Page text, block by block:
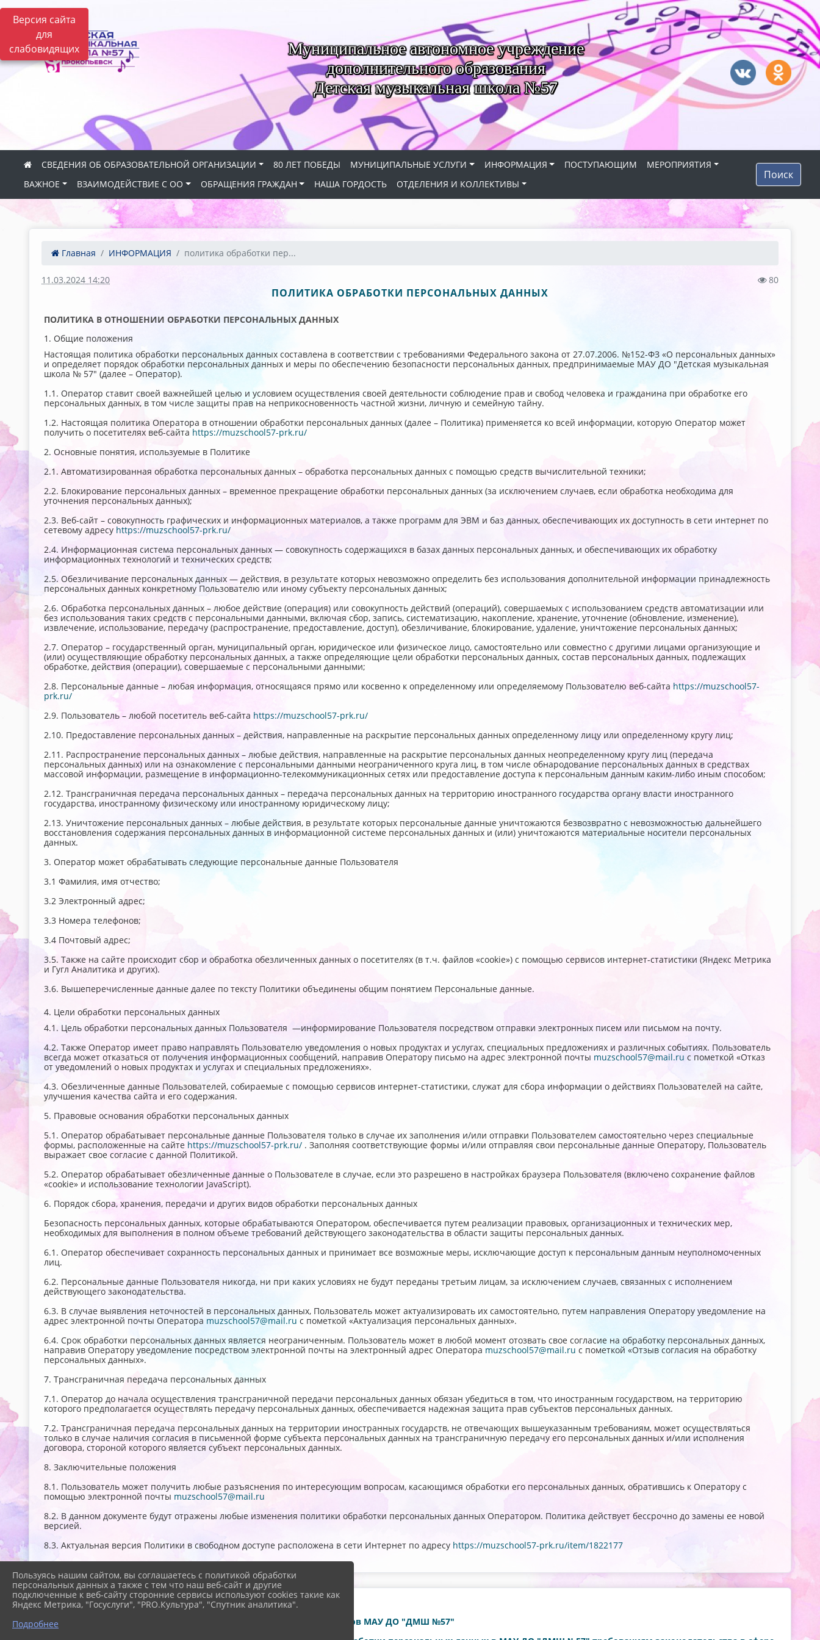
Версия сайта
для
слабовидящих
Муниципальное автономное учреждение
дополнительного образования
Детская музыкальная школа №57
СВЕДЕНИЯ ОБ ОБРАЗОВАТЕЛЬНОЙ ОРГАНИЗАЦИИ 80 ЛЕТ ПОБЕДЫ МУНИЦИПАЛЬНЫЕ УСЛУГИ ИНФОРМАЦИЯ ПОСТУПАЮЩИМ
МЕРОПРИЯТИЯ
ВАЖНОЕ
ВЗАИМОДЕЙСТВИЕ С ОО ОБРАЩЕНИЯ ГРАЖДАН НАША ГОРДОСТЬ ОТДЕЛЕНИЯ И КОЛЛЕКТИВЫ
Поиск
Главная ИНФОРМАЦИЯ политика обработки пер...
11.03.2024 14:20 80
ПОЛИТИКА ОБРАБОТКИ ПЕРСОНАЛЬНЫХ ДАННЫХ
ПОЛИТИКА В ОТНОШЕНИИ ОБРАБОТКИ ПЕРСОНАЛЬНЫХ ДАННЫХ
1. Общие положения
Настоящая политика обработки персональных данных составлена в соответствии с требованиями Федерального закона от 27.07.2006. №152-ФЗ «О персональных данных»
и определяет порядок обработки персональных данных и меры по обеспечению безопасности персональных данных, предпринимаемые МАУ ДО "Детская музыкальная
школа № 57" (далее – Оператор).
1.1. Оператор ставит своей важнейшей целью и условием осуществления своей деятельности соблюдение прав и свобод человека и гражданина при обработке его
персональных данных, в том числе защиты прав на неприкосновенность частной жизни, личную и семейную тайну.
1.2. Настоящая политика Оператора в отношении обработки персональных данных (далее – Политика) применяется ко всей информации, которую Оператор может
получить о посетителях веб-сайта https://muzschool57-prk.ru/
2. Основные понятия, используемые в Политике
2.1. Автоматизированная обработка персональных данных – обработка персональных данных с помощью средств вычислительной техники;
2.2. Блокирование персональных данных – временное прекращение обработки персональных данных (за исключением случаев, если обработка необходима для
уточнения персональных данных);
2.3. Веб-сайт – совокупность графических и информационных материалов, а также программ для ЭВМ и баз данных, обеспечивающих их доступность в сети интернет по
сетевому адресу https://muzschool57-prk.ru/
2.4. Информационная система персональных данных — совокупность содержащихся в базах данных персональных данных, и обеспечивающих их обработку
информационных технологий и технических средств;
2.5. Обезличивание персональных данных — действия, в результате которых невозможно определить без использования дополнительной информации принадлежность
персональных данных конкретному Пользователю или иному субъекту персональных данных;
2.6. Обработка персональных данных – любое действие (операция) или совокупность действий (операций), совершаемых с использованием средств автоматизации или
без использования таких средств с персональными данными, включая сбор, запись, систематизацию, накопление, хранение, уточнение (обновление, изменение),
извлечение, использование, передачу (распространение, предоставление, доступ), обезличивание, блокирование, удаление, уничтожение персональных данных;
2.7. Оператор – государственный орган, муниципальный орган, юридическое или физическое лицо, самостоятельно или совместно с другими лицами организующие и
(или) осуществляющие обработку персональных данных, а также определяющие цели обработки персональных данных, состав персональных данных, подлежащих
обработке, действия (операции), совершаемые с персональными данными;
2.8. Персональные данные – любая информация, относящаяся прямо или косвенно к определенному или определяемому Пользователю веб-сайта https://muzschool57-
prk.ru/
2.9. Пользователь – любой посетитель веб-сайта https://muzschool57-prk.ru/
2.10. Предоставление персональных данных – действия, направленные на раскрытие персональных данных определенному лицу или определенному кругу лиц;
2.11. Распространение персональных данных – любые действия, направленные на раскрытие персональных данных неопределенному кругу лиц (передача
персональных данных) или на ознакомление с персональными данными неограниченного круга лиц, в том числе обнародование персональных данных в средствах
массовой информации, размещение в информационно-телекоммуникационных сетях или предоставление доступа к персональным данным каким-либо иным способом;
2.12. Трансграничная передача персональных данных – передача персональных данных на территорию иностранного государства органу власти иностранного
государства, иностранному физическому или иностранному юридическому лицу;
2.13. Уничтожение персональных данных – любые действия, в результате которых персональные данные уничтожаются безвозвратно с невозможностью дальнейшего
восстановления содержания персональных данных в информационной системе персональных данных и (или) уничтожаются материальные носители персональных
данных.
3. Оператор может обрабатывать следующие персональные данные Пользователя
3.1 Фамилия, имя отчество;
3.2 Электронный адрес;
3.3 Номера телефонов;
3.4 Почтовый адрес;
3.5. Также на сайте происходит сбор и обработка обезличенных данных о посетителях (в т.ч. файлов «cookie») с помощью сервисов интернет-статистики (Яндекс Метрика
и Гугл Аналитика и других).
3.6. Вышеперечисленные данные далее по тексту Политики объединены общим понятием Персональные данные.
4. Цели обработки персональных данных
4.1. Цель обработки персональных данных Пользователя —информирование Пользователя посредством отправки электронных писем или письмом на почту.
4.2. Также Оператор имеет право направлять Пользователю уведомления о новых продуктах и услугах, специальных предложениях и различных событиях. Пользователь
всегда может отказаться от получения информационных сообщений, направив Оператору письмо на адрес электронной почты muzschool57@mail.ru с пометкой «Отказ
от уведомлений о новых продуктах и услугах и специальных предложениях».
4.3. Обезличенные данные Пользователей, собираемые с помощью сервисов интернет-статистики, служат для сбора информации о действиях Пользователей на сайте,
улучшения качества сайта и его содержания.
5. Правовые основания обработки персональных данных
5.1. Оператор обрабатывает персональные данные Пользователя только в случае их заполнения и/или отправки Пользователем самостоятельно через специальные
формы, расположенные на сайте https://muzschool57-prk.ru/ . Заполняя соответствующие формы и/или отправляя свои персональные данные Оператору, Пользователь
выражает свое согласие с данной Политикой.
5.2. Оператор обрабатывает обезличенные данные о Пользователе в случае, если это разрешено в настройках браузера Пользователя (включено сохранение файлов
«cookie» и использование технологии JavaScript).
6. Порядок сбора, хранения, передачи и других видов обработки персональных данных
Безопасность персональных данных, которые обрабатываются Оператором, обеспечивается путем реализации правовых, организационных и технических мер,
необходимых для выполнения в полном объеме требований действующего законодательства в области защиты персональных данных.
6.1. Оператор обеспечивает сохранность персональных данных и принимает все возможные меры, исключающие доступ к персональным данным неуполномоченных
лиц.
6.2. Персональные данные Пользователя никогда, ни при каких условиях не будут переданы третьим лицам, за исключением случаев, связанных с исполнением
действующего законодательства.
6.3. В случае выявления неточностей в персональных данных, Пользователь может актуализировать их самостоятельно, путем направления Оператору уведомление на
адрес электронной почты Оператора muzschool57@mail.ru с пометкой «Актуализация персональных данных».
6.4. Срок обработки персональных данных является неограниченным. Пользователь может в любой момент отозвать свое согласие на обработку персональных данных,
направив Оператору уведомление посредством электронной почты на электронный адрес Оператора muzschool57@mail.ru с пометкой «Отзыв согласия на обработку
персональных данных».
7. Трансграничная передача персональных данных
7.1. Оператор до начала осуществления трансграничной передачи персональных данных обязан убедиться в том, что иностранным государством, на территорию
которого предполагается осуществлять передачу персональных данных, обеспечивается надежная защита прав субъектов персональных данных.
7.2. Трансграничная передача персональных данных на территории иностранных государств, не отвечающих вышеуказанным требованиям, может осуществляться
только в случае наличия согласия в письменной форме субъекта персональных данных на трансграничную передачу его персональных данных и/или исполнения
договора, стороной которого является субъект персональных данных.
8. Заключительные положения
8.1. Пользователь может получить любые разъяснения по интересующим вопросам, касающимся обработки его персональных данных, обратившись к Оператору с
помощью электронной почты muzschool57@mail.ru
8.2. В данном документе будут отражены любые изменения политики обработки персональных данных Оператором. Политика действует бессрочно до замены ее новой
версией.
8.3. Актуальная версия Политики в свободном доступе расположена в сети Интернет по адресу https://muzschool57-prk.ru/item/1822177
ДОКУМЕНТЫ
Положение об обработке и защите персональных данных работников МАУ ДО "ДМШ №57"
Пользуясь нашим сайтом, вы соглашаетесь с политикой обработки
персональных данных а также с тем что наш веб-сайт и другие
подключенные к веб-сайту сторонние сервисы используют cookies такие как
Яндекс Метрика, "Госуслуги", "PRO.Культура", "Спутник аналитика".
Подробнее